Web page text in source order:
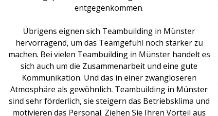
entgegenkommen.
Übrigens eignen sich Teambuilding in Münster
hervorragend, um das Teamgefühl noch stärker zu
machen. Bei vielen Teambuildingin Münster handelt es
sich auch um die Zusammenarbeit und eine gute
Kommunikation. Und das in einer zwangloseren
Atmosphäre als gewöhnlich. Teambuilding in Münster
sind sehr förderlich, sie steigern das Betriebsklima und
motivieren das Personal. Ziehen Sie Ihren Vorteil aus